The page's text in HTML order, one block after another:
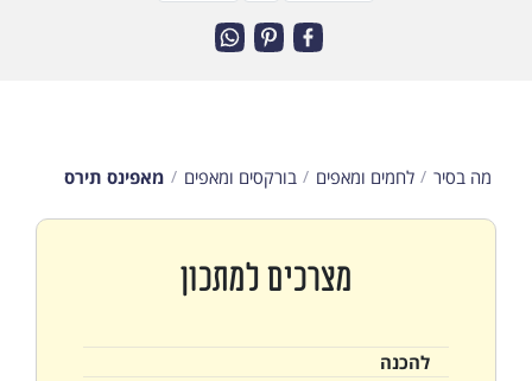
מה בסיר לחמים ומאפים בורקסים ומאפים מאפינס תירס
מצרכים למתכון
להכנה